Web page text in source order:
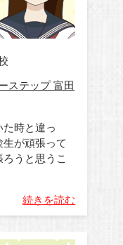
ステップ 富田
時と違っ
が頑張って
うと思うこ
続きを読む